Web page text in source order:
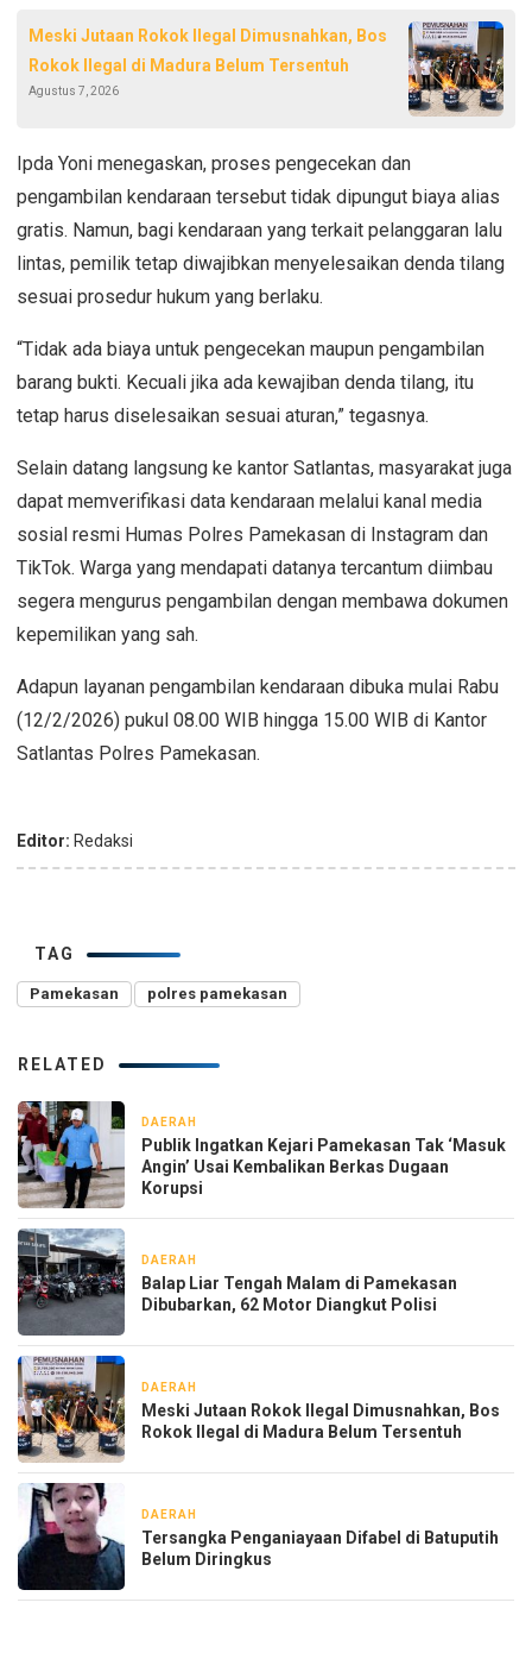
Meski Jutaan Rokok Ilegal Dimusnahkan, Bos
Rokok Ilegal di Madura Belum Tersentuh
Agustus 7, 2026
Ipda Yoni menegaskan, proses pengecekan dan
pengambilan kendaraan tersebut tidak dipungut biaya alias
gratis. Namun, bagi kendaraan yang terkait pelanggaran lalu
lintas, pemilik tetap diwajibkan menyelesaikan denda tilang
sesuai prosedur hukum yang berlaku.
“Tidak ada biaya untuk pengecekan maupun pengambilan
barang bukti. Kecuali jika ada kewajiban denda tilang, itu
tetap harus diselesaikan sesuai aturan,” tegasnya.
Selain datang langsung ke kantor Satlantas, masyarakat juga
dapat memverifikasi data kendaraan melalui kanal media
sosial resmi Humas Polres Pamekasan di Instagram dan
TikTok. Warga yang mendapati datanya tercantum diimbau
segera mengurus pengambilan dengan membawa dokumen
kepemilikan yang sah.
Adapun layanan pengambilan kendaraan dibuka mulai Rabu
(12/2/2026) pukul 08.00 WIB hingga 15.00 WIB di Kantor
Satlantas Polres Pamekasan.
Editor: Redaksi
TAG
Pamekasan polres pamekasan
RELATED
DAERAH
Publik Ingatkan Kejari Pamekasan Tak ‘Masuk
Angin’ Usai Kembalikan Berkas Dugaan
Korupsi
DAERAH
Balap Liar Tengah Malam di Pamekasan
Dibubarkan, 62 Motor Diangkut Polisi
DAERAH
Meski Jutaan Rokok Ilegal Dimusnahkan, Bos
Rokok Ilegal di Madura Belum Tersentuh
DAERAH
Tersangka Penganiayaan Difabel di Batuputih
Belum Diringkus